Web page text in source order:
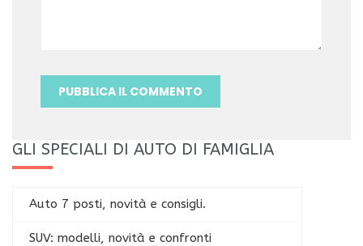
GLI SPECIALI DI AUTO DI FAMIGLIA
Auto 7 posti, novità e consigli.
SUV: modelli, novità e confronti